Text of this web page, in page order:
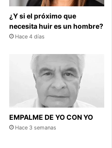
¿Y si el próximo que
necesita huir es un hombre?
Hace 4 días
EMPALME DE YO CON YO
Hace 3 semanas